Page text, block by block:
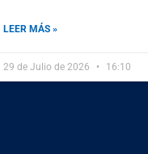
LEER MÁS »
29 de Julio de 2026 16:10